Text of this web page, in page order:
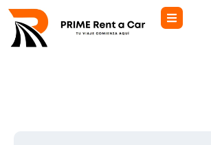
[vikrentcar view=»vikrentcar» lang=»*»]